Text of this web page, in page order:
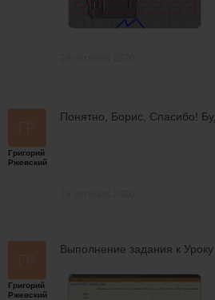
Григорий
Ржевский
Понятно, Борис, Спасибо!
Григорий
Ржевский
Выполнение задания к